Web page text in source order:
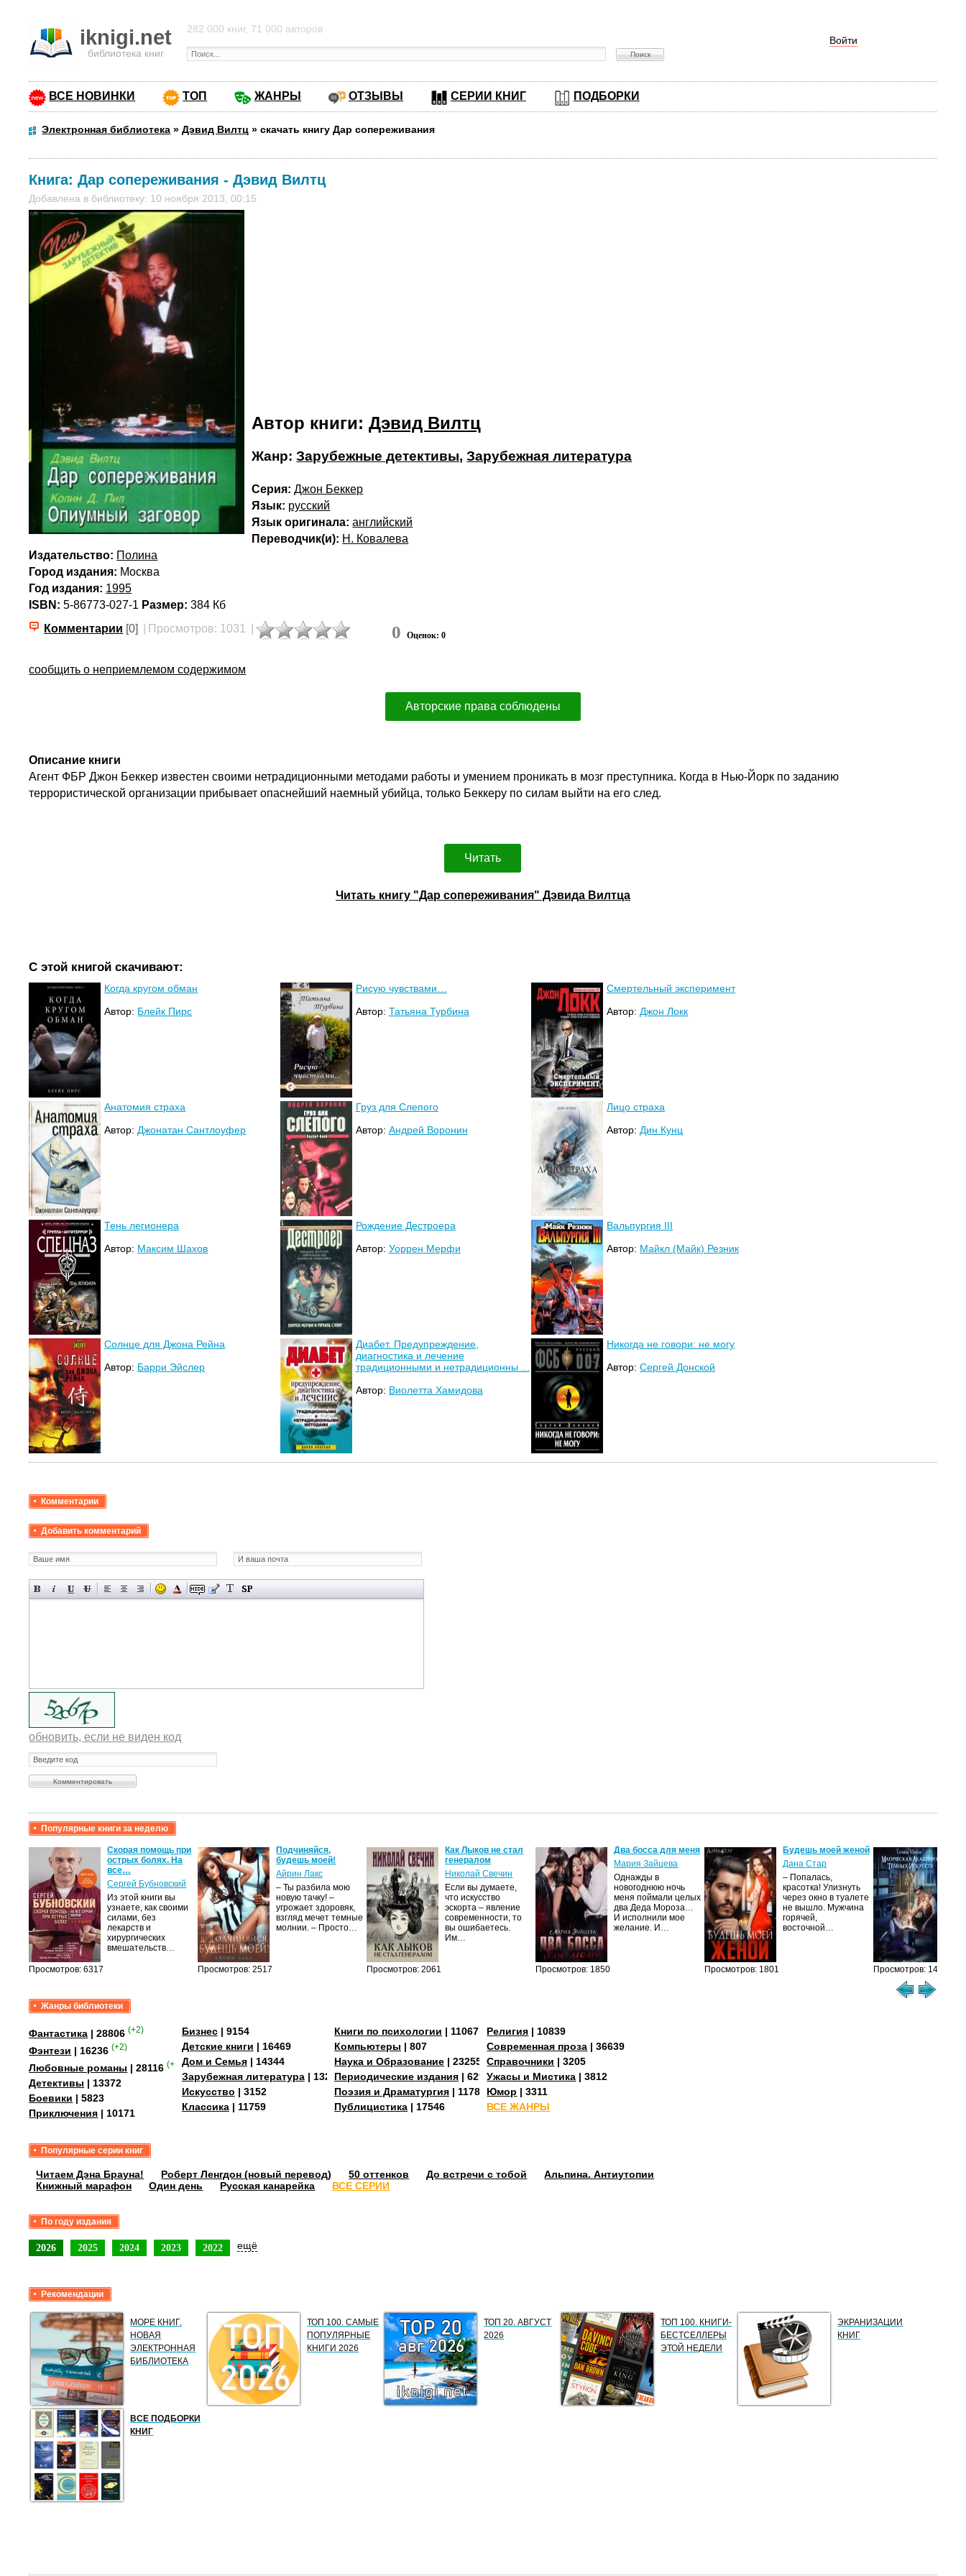
iknigi.net
библиотека книг
Войти
282 000 книг, 71 000 авторов
ВСЕ НОВИНКИ ТОП ЖАНРЫ ОТЗЫВЫ СЕРИИ КНИГ ПОДБОРКИ
Электронная библиотека »Дэвид Вилтц »скачать книгу Дар сопереживания
Книга:Дар сопереживания -Дэвид Вилтц
Добавлена в библиотеку: 10 ноября 2013, 00:15
Автор книги:Дэвид Вилтц
Жанр:Зарубежные детективы,Зарубежная литература
Серия: Джон Беккер
Язык: русский
Язык оригинала: английский
Переводчик(и): Н. Ковалева
Издательство: Полина
Город издания: Москва
Год издания: 1995
ISBN: 5-86773-027-1 Размер: 384 Кб
Комментарии [0] Просмотров: 1031 0 Оценок: 0
сообщить о неприемлемом содержимом
Авторские права соблюдены
Описание книги
Агент ФБР Джон Беккер известен своими нетрадиционными методами работы и умением проникать в мозг преступника. Когда в Нью-Йорк по заданию
террористической организации прибывает опаснейший наемный убийца, только Беккеру по силам выйти на его след.
Читать
Читать книгу "Дар сопереживания" Дэвида Вилтца
С этой книгой скачивают:
Когда кругом обман
Автор: Блейк Пирс
Рисую чувствами…
Автор: Татьяна Турбина
Смертельный эксперимент
Автор: Джон Локк
Анатомия страха
Автор: Джонатан Сантлоуфер
Груз для Слепого
Автор: Андрей Воронин
Лицо страха
Автор: Дин Кунц
Тень легионера
Автор: Максим Шахов
Рождение Дестроера
Автор: Уоррен Мерфи
Вальпургия III
Автор: Майкл (Майк) Резник
Солнце для Джона Рейна
Автор: Барри Эйслер
Диабет. Предупреждение,
диагностика и лечение
традиционными и нетрадиционны ...
Автор: Виолетта Хамидова
Никогда не говори: не могу
Автор:Сергей Донской
Комментарии
Добавить комментарий
обновить, если не виден код
Популярные книги за неделю
Просмотров: 6317
Скорая помощь при
острых болях. На
все…
Сергей Бубновский
Из этой книги вы
узнаете, как своими
силами, без
лекарств и
хирургических
вмешательств…
Просмотров: 2517
Подчиняйся,
будешь моей!
Айрин Лакс
– Ты разбила мою
новую тачку! –
угрожает здоровяк,
взгляд мечет темные
молнии. – Просто…
Просмотров: 2061
Как Лыков не стал
генералом
Николай Свечин
Если вы думаете,
что искусство
эскорта – явление
современности, то
вы ошибаетесь.
Им…
Просмотров: 1850
Два босса для меня
Мария Зайцева
Однажды в
новогоднюю ночь
меня поймали целых
два Деда Мороза…
И исполнили мое
желание. И…
Просмотров: 1801
Будешь моей женой
Дана Стар
– Попалась,
красотка! Улизнуть
через окно в туалете
не вышло. Мужчина
горячей,
восточной…
Просмотров: 1463
Жанры библиотеки
Фантастика | 28806 (+2)
Фэнтези | 16236 (+2)
Любовные романы | 28116 (+4)
Детективы | 13372
Боевики | 5823
Приключения | 10171
Бизнес| 9154
Детские книги | 16469
Дом и Семья| 14344
Зарубежная литература| 13273
Искусство | 3152
Классика| 11759
Книги по психологии | 11067
Компьютеры | 807
Наука и Образование | 23255
Периодические издания | 629
Поэзия и Драматургия | 11784
Публицистика | 17546
Религия | 10839
Современная проза | 36639
Справочники | 3205
Ужасы и Мистика | 3812
Юмор | 3311
ВСЕ ЖАНРЫ
Популярные серии книг
Читаем Дэна Брауна! Роберт Ленгдон (новый перевод) 50 оттенков До встречи с тобой
Альпина. Антиутопии
Книжный марафон
Один день Русская канарейка ВСЕ СЕРИИ
По году издания
2026 2025 2024 2023 2022 ещё
Рекомендации
МОРЕ КНИГ.
НОВАЯ
ЭЛЕКТРОННАЯ
БИБЛИОТЕКА
ТОП 100. САМЫЕ
ПОПУЛЯРНЫЕ
КНИГИ 2026
ТОП 20. АВГУСТ
2026
ТОП 100. КНИГИ-
БЕСТСЕЛЛЕРЫ
ЭТОЙ НЕДЕЛИ
ЭКРАНИЗАЦИИ
КНИГ
ВСЕ ПОДБОРКИ
КНИГ